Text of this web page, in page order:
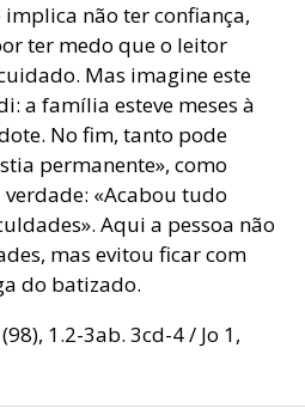
não ter confiança,
ter medo que o leitor
Mas imagine este
a família esteve meses à
No fim, tanto pode
permanente», como
«Acabou tudo
Aqui a pessoa não
mas evitou ficar com
do batizado.
1.2-3ab. 3cd-4 / Jo 1,